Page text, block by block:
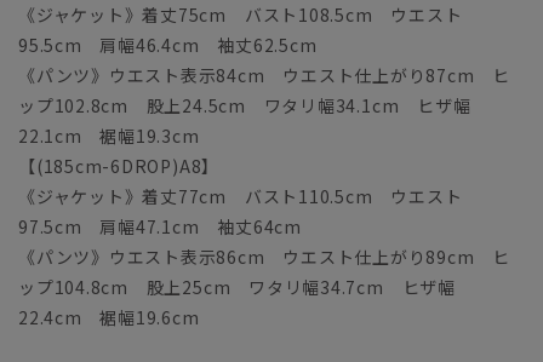
《ジャケット》着丈75cm バスト108.5cm ウエスト
95.5cm 肩幅46.4cm 袖丈62.5cm
《パンツ》ウエスト表示84cm ウエスト仕上がり87cm ヒ
ップ102.8cm 股上24.5cm ワタリ幅34.1cm ヒザ幅
22.1cm 裾幅19.3cm
【(185cm-6DROP)A8】
《ジャケット》着丈77cm バスト110.5cm ウエスト
97.5cm 肩幅47.1cm 袖丈64cm
《パンツ》ウエスト表示86cm ウエスト仕上がり89cm ヒ
ップ104.8cm 股上25cm ワタリ幅34.7cm ヒザ幅
22.4cm 裾幅19.6cm